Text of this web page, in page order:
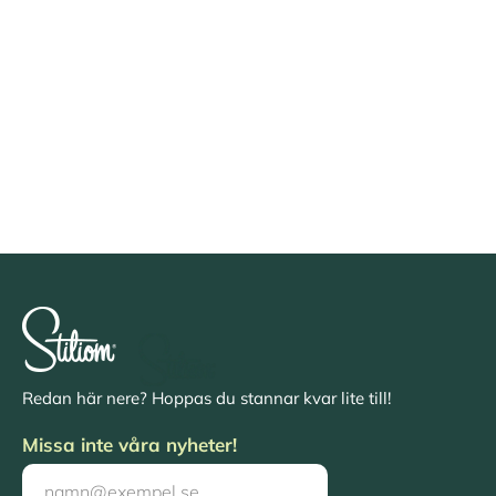
Redan här nere? Hoppas du stannar kvar lite till!
Missa inte våra nyheter!